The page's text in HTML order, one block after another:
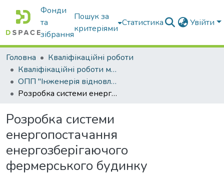
Фонди
та
зібрання
Пошук за
критеріями
Статистика Увійти
Головна
Кваліфікаційні роботи
Кваліфікаційні роботи магістрів
ОПП "Інженерія відновлювальних джерел енергії та енергоменеджмент"
Розробка системи енергопостачання енергозберігаючого фермерського будинку
Розробка системи
енергопостачання
енергозберігаючого
фермерського будинку